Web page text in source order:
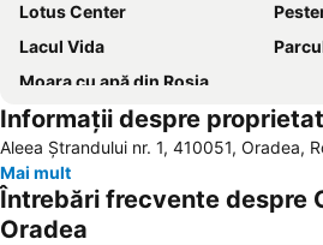
Lotus Center
Lacul Vida
Moara cu apă din Roșia
Informații despre
Aleea Ștrandului nr. 1, 410051, Oradea,
Mai mult
Întrebări frecvente despre
Oradea